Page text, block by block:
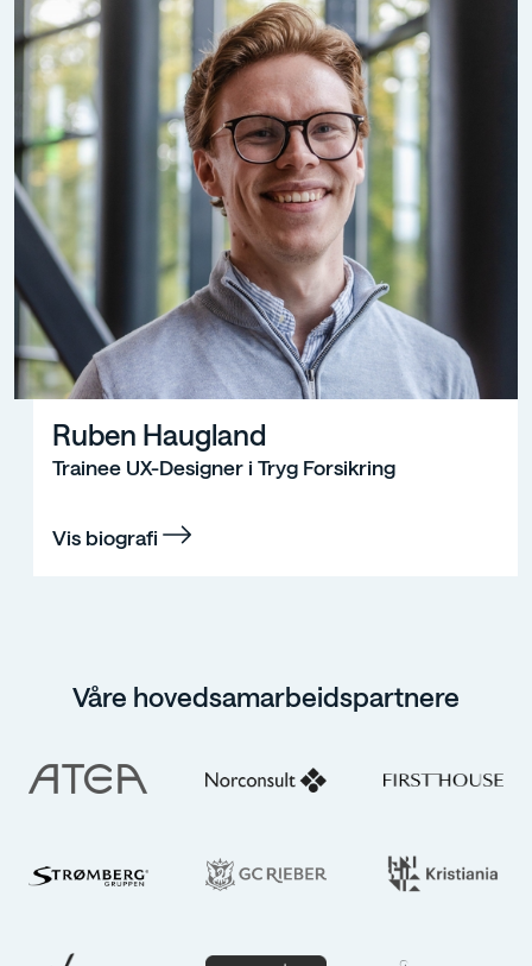
Ruben Haugland
Trainee UX-Designer i Tryg Forsikring
Vis biografi
Våre hovedsamarbeidspartnere